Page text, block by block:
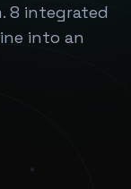
8 integrated
into an